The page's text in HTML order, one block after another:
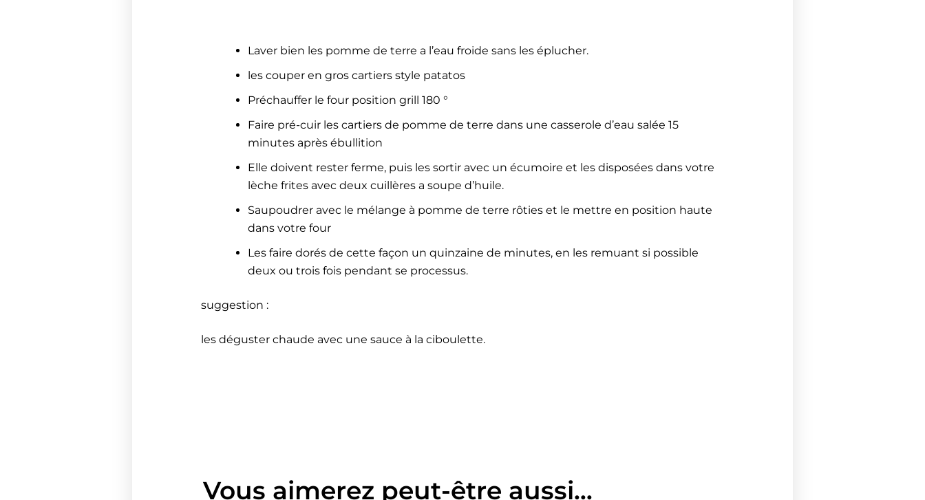
Laver bien les pomme de terre a l’eau froide sans les éplucher.
les couper en gros cartiers style patatos
Préchauffer le four position grill 180 °
Faire pré-cuir les cartiers de pomme de terre dans une casserole d’eau salée 15
minutes après ébullition
Elle doivent rester ferme, puis les sortir avec un écumoire et les disposées dans votre
lèche frites avec deux cuillères a soupe d’huile.
Saupoudrer avec le mélange à pomme de terre rôties et le mettre en position haute
dans votre four
Les faire dorés de cette façon un quinzaine de minutes, en les remuant si possible
deux ou trois fois pendant se processus.
suggestion :
les déguster chaude avec une sauce à la ciboulette.
Vous aimerez peut-être aussi…